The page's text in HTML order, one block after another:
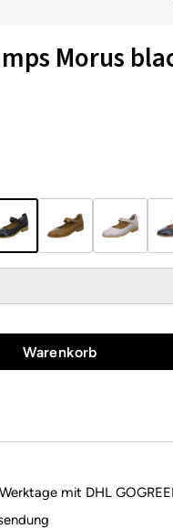
Morus
Warenkorb
mit DHL